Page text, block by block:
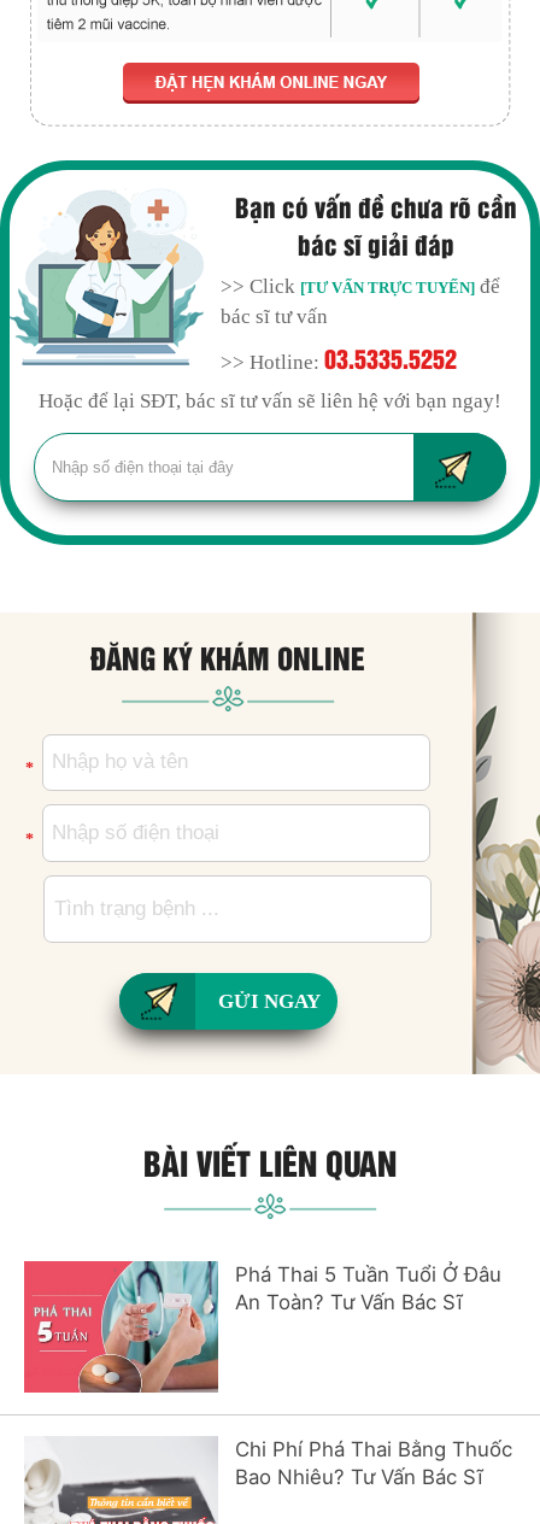
Bạn có vấn đề chưa rõ cần
bác sĩ giải đáp
>> Click [TƯ VẤN TRỰC TUYẾN] để
bác sĩ tư vấn
>> Hotline:03.5335.5252
Hoặc để lại SĐT, bác sĩ tư vấn sẽ liên hệ với bạn ngay!
ĐĂNG KÝ KHÁM ONLINE
*
*
GỬI NGAY
BÀI VIẾT LIÊN QUAN
Phá Thai 5 Tuần Tuổi Ở Đâu
An Toàn? Tư Vấn Bác Sĩ
Chi Phí Phá Thai Bằng Thuốc
Bao Nhiêu? Tư Vấn Bác Sĩ